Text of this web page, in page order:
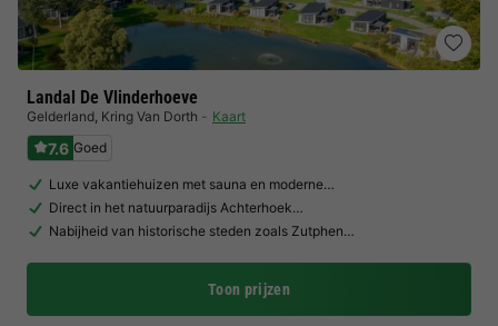
Landal De Vlinderhoeve
Gelderland, Kring Van Dorth Kaart
7.6 Goed
Luxe vakantiehuizen met sauna en moderne…
Direct in het natuurparadijs Achterhoek…
Nabijheid van historische steden zoals Zutphen…
Toon prijzen